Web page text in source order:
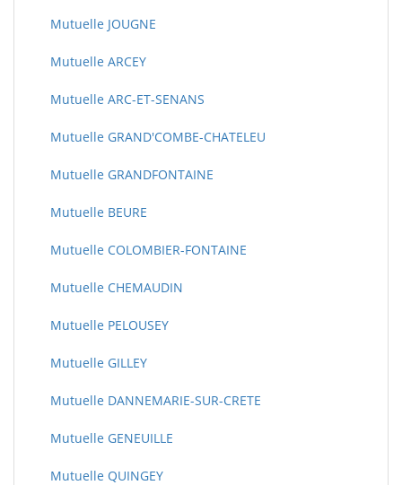
Mutuelle JOUGNE
Mutuelle ARCEY
Mutuelle ARC-ET-SENANS
Mutuelle GRAND'COMBE-CHATELEU
Mutuelle GRANDFONTAINE
Mutuelle BEURE
Mutuelle COLOMBIER-FONTAINE
Mutuelle CHEMAUDIN
Mutuelle PELOUSEY
Mutuelle GILLEY
Mutuelle DANNEMARIE-SUR-CRETE
Mutuelle GENEUILLE
Mutuelle QUINGEY